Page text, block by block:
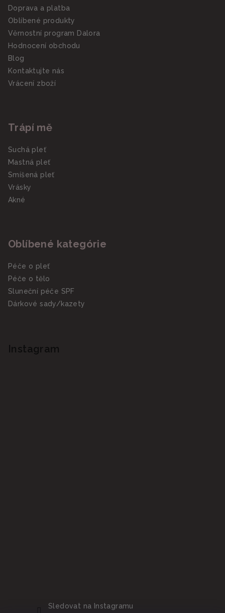
Doprava a platba
Oblíbené produkty
Věrnostní program Dalora
Hodnocení obchodu
Blog
Kontaktujte nás
Vrácení zboží
Trápí mě
Suchá pleť
Mastná pleť
Smíšená pleť
Vrásky
Akné
Oblíbené kategórie
Péče o pleť
Péče o tělo
Sluneční péče SPF
Dárkové sady/kazety
Instagram
Sledovat na Instagramu